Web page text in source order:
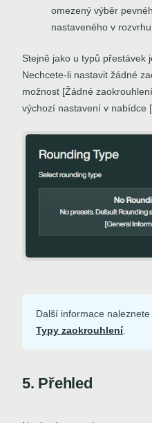
omezený výběr
nastaveného v rozvrhu.
Stejně jako u typů přestávek
Nechcete-li nastavit žádné
možnost [Žádné
výchozí nastavení v nabídce
Další informace naleznete
Typy zaokrouhlení.
5. Přehled